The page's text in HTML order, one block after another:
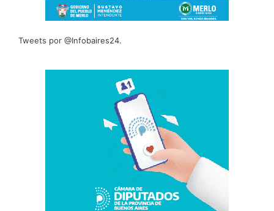
Tweets por @Infobaires24.